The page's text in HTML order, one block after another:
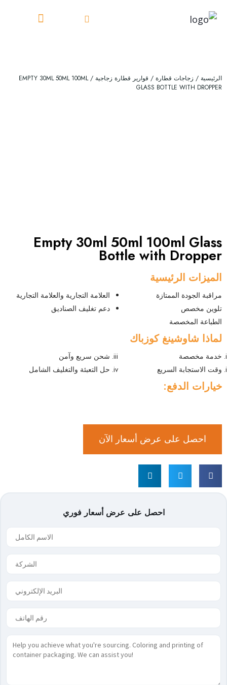
الرئيسية / زجاجات قطارة / قوارير قطارة زجاجية
/ EMPTY 30ML 50ML 100ML
GLASS BOTTLE WITH DROPPER
Empty 30ml 50ml 100ml Glass
Bottle with Dropper
الميزات الرئيسية
مراقبة الجودة الممتازة
تلوين مخصص
الطباعة المخصصة
العلامة التجارية والعلامة التجارية
دعم تغليف الصناديق
لماذا شاوشينغ كوزباك
خدمة مخصصة
وقت الاستجابة السريع
شحن سريع وآمن
حل التعبئة والتغليف الشامل
خيارات الدفع:
احصل على عرض أسعار الآن
احصل على عرض أسعار فوري